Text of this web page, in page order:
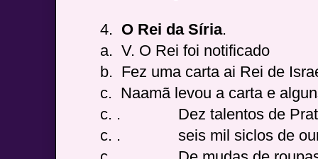
4. O Rei da Síria.
a. V. O Rei foi notificado
b. Fez uma carta ai Rei de
c. Naamã levou a carta e
c. .
Dez talentos de
c. .
seis mil siclos de